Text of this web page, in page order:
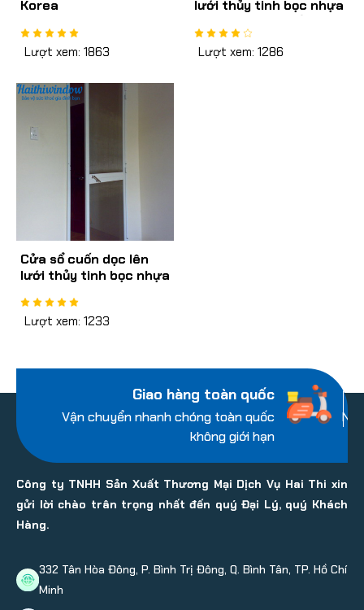
Korea
Lượt xem: 1863
lưới thủy tinh bọc nhựa
Lượt xem: 1286
Cửa sổ cuốn dọc lên
lưới thủy tinh bọc nhựa
Lượt xem: 1233
Giao hàng toàn quốc
Vận chuyển nhanh chóng toàn quốc
không giới hạn
Công ty TNHH Sản Xuất Thương Mại Dịch Vụ Hai Thi xin
gửi lời chào trân trọng nhất đến quý Đại Lý, quý Khách
Hàng.
332 Tân Hòa Đông, P. Bình Trị Đông, Q. Bình Tân, TP. Hồ Chí
Minh